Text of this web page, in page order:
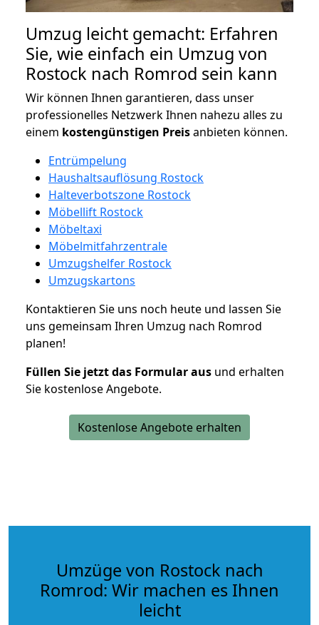
Umzug leicht gemacht: Erfahren
Sie, wie einfach ein Umzug von
Rostock nach Romrod sein kann
Wir können Ihnen garantieren, dass unser
professionelles Netzwerk Ihnen nahezu alles zu
einem kostengünstigen Preisanbieten können.
Entrümpelung
Haushaltsauflösung Rostock
Halteverbotszone Rostock
Möbellift Rostock
Möbeltaxi
Möbelmitfahrzentrale
Umzugshelfer Rostock
Umzugskartons
Kontaktieren Sie uns noch heute und lassen Sie
uns gemeinsam Ihren Umzug nach Romrod
planen!
Füllen Sie jetzt das Formular aus und erhalten
Sie kostenlose Angebote.
Kostenlose Angebote erhalten
Umzüge von Rostock nach
Romrod: Wir machen es Ihnen
leicht